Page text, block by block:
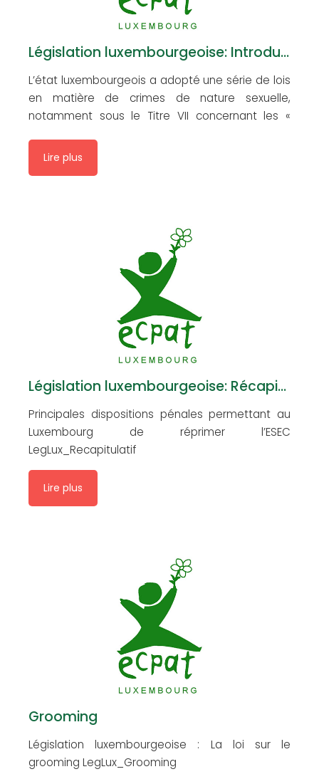
Législation luxembourgeoise: Introduction
L’état luxembourgeois a adopté une série de lois
en matière de crimes de nature sexuelle,
notamment sous le Titre VII concernant les «
contre la moralité publique » du Code Pénal.
Lire plus
Législation luxembourgeoise: Récapitulatif
Principales dispositions pénales permettant au
Luxembourg de réprimer l’ESEC
LegLux_Recapitulatif
Lire plus
Grooming
Législation luxembourgeoise : La loi sur le
grooming LegLux_Grooming